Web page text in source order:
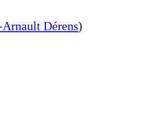
Arnault Dérens)